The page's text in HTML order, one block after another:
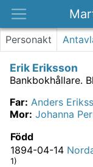
Platser
Om
Kontakt
Personakt
Erik Eriksson
Bankbokhållare.
Far: Anders
Mor: Johanna
Född
1894-04-14
1)